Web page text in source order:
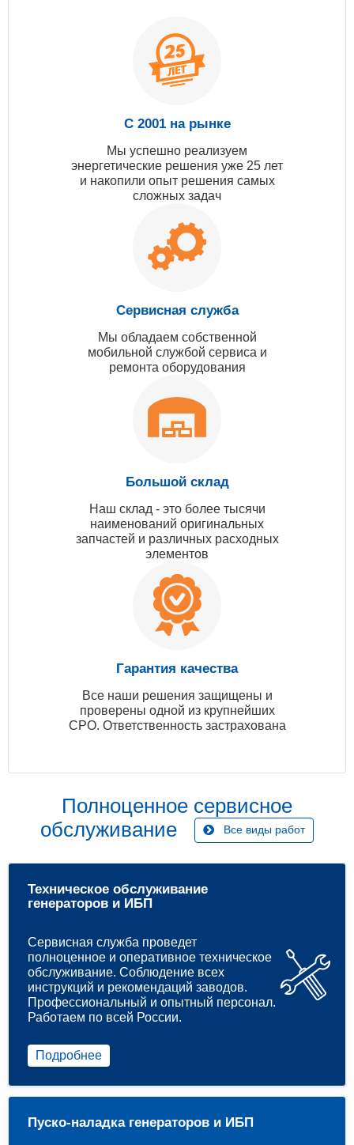
С 2001 на рынке
Мы успешно реализуем
энергетические решения уже 25 лет
и накопили опыт решения самых
сложных задач
Сервисная служба
Мы обладаем собственной
мобильной службой сервиса и
ремонта оборудования
Большой склад
Наш склад - это более тысячи
наименований оригинальных
запчастей и различных расходных
элементов
Гарантия качества
Все наши решения защищены и
проверены одной из крупнейших
СРО. Ответственность застрахована
Полноценное сервисное
обслуживание
Все виды работ
Техническое обслуживание
генераторов и ИБП
Сервисная служба проведет
полноценное и оперативное техническое
обслуживание. Соблюдение всех
инструкций и рекомендаций заводов.
Профессиональный и опытный персонал.
Работаем по всей России.
Подробнее
Пуско-наладка генераторов и ИБП